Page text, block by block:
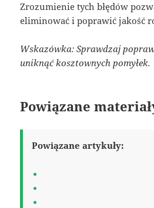
Zrozumienie tych błędów
eliminować i poprawić jakość
Wskazówka: Sprawdzaj
uniknąć kosztownych pomyłek.
Powiązane
Powiązane artykuły: